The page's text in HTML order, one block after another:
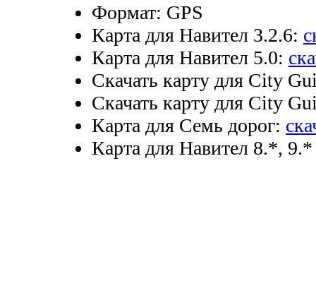
Формат: GPS
Карта для Навител 3.2.6:
Карта для Навител 5.0:
Скачать карту для City
Скачать карту для City
Карта для Семь дорог:
Карта для Навител 8.*,